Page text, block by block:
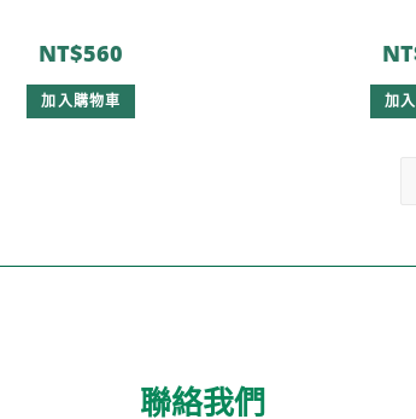
NT$560
加入購物車 加
聯絡我們